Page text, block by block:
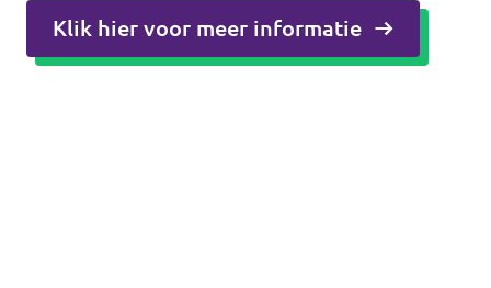
zichtbaar maken waar het mee bezig is.
Klik hier voor meer informatie